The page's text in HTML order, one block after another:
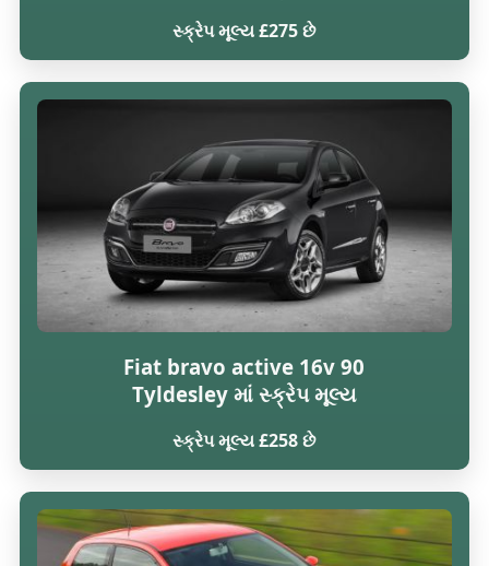
સ્ક્રેપ મૂલ્ય £275 છે
Fiat bravo active 16v 90
Tyldesley માં સ્ક્રેપ મૂલ્ય
સ્ક્રેપ મૂલ્ય £258 છે